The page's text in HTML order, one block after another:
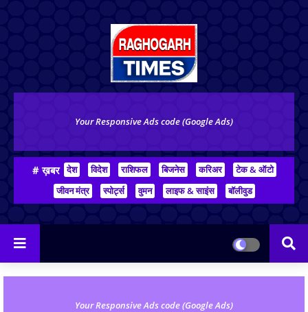
Your Responsive Ads code (Google Ads)
# ख़बर देश विदेश राशिफल बिजनेस करिअर
टेक & ऑटो
जीवन मंत्र
स्पोर्ट्स वुमन लाइफ & साइंस बॉलीवुड
Your Responsive Ads code (Google Ads)